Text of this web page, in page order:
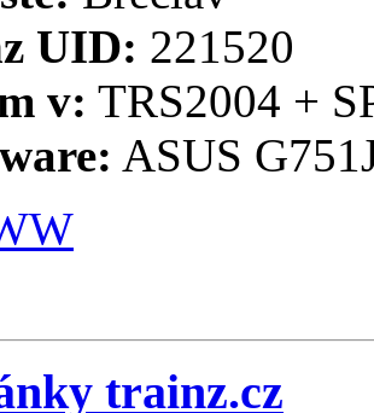
UID: 221520
v: TRS2004 +
ASUS
trainz.cz